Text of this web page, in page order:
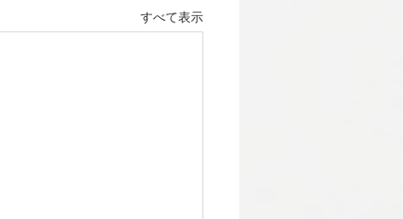
すべて表示